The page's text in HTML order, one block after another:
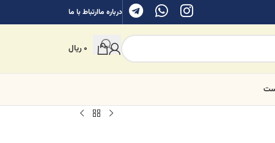
درباره ماارتباط با ما
0ریال